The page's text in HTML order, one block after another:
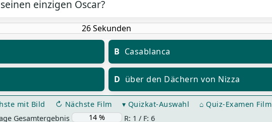
einzigen Oscar?
B Casablanca
D über den Dächern von Nizza
mit Bild ↻ Nächste Film ▾ Quizkat-Auswahl ⌂ Quiz-Examen Film
Gesamtergebnis R: 1 / F: 6